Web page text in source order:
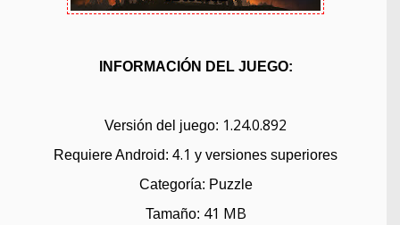
INFORMACIÓN DEL JUEGO:
Versión del juego: 1.24.0.892
Requiere Android: 4.1 y versiones superiores
Categoría: Puzzle
Tamaño: 41 MB